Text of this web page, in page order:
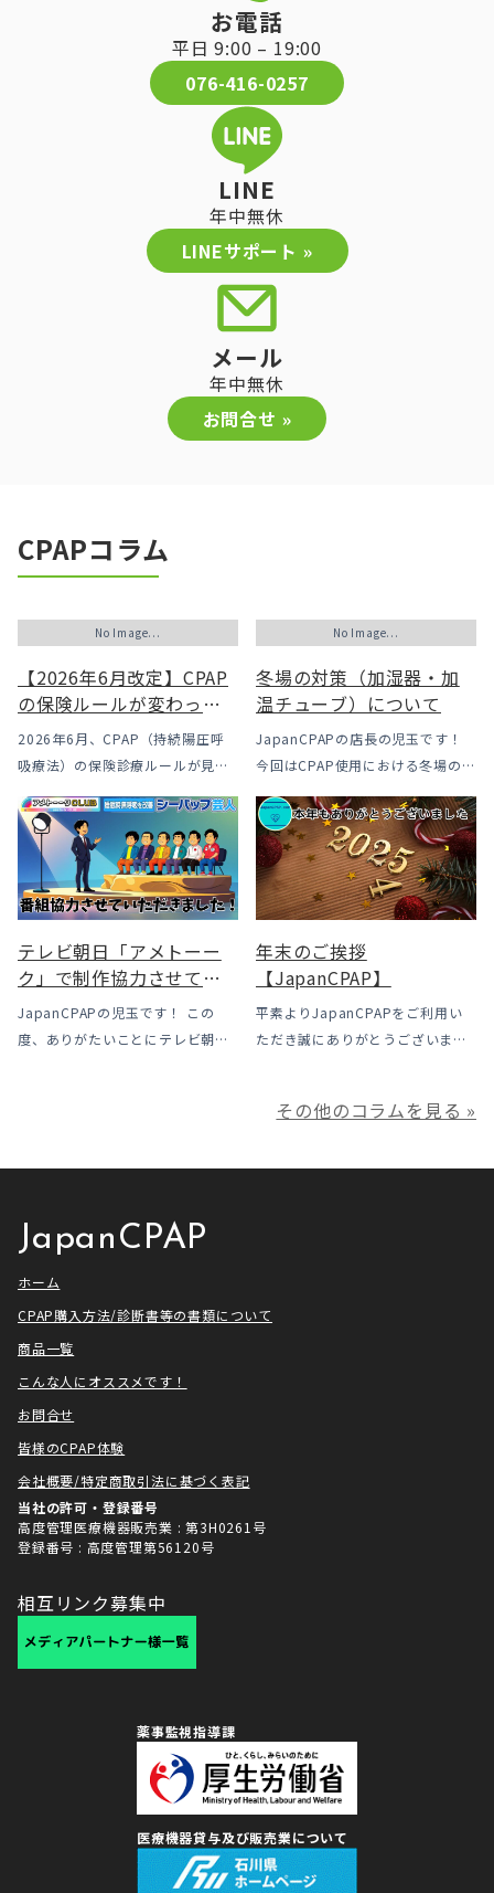
お電話
平日 9:00 – 19:00
076-416-0257
LINE
年中無休
LINEサポート »
メール
年中無休
お問合せ »
CPAPコラム
No Image...
【2026年6月改定】CPAP
の保険ルールが変わった
｜CPAPが使えなくなるか
も？変更のメリット・デ
う選択肢
2026年6月、CPAP（持続陽圧呼
吸療法）の保険診療ルールが見直
ルは下がった一方で、「続ける」
ための条件はこれまでより厳しく
なっています。この記事では、何
がどう変わったのかを患者様の立
場で […]
No Image...
冬場の対策（加湿器・加
温チューブ）について
JapanCPAPの店長の児玉です！
今回はCPAP使用における冬場のよ
露」についてのお話をさせて頂き
ます。 我々の拠点の北陸はCPAP
使用時に「乾燥・寒さ・結露」が
起こりやすい地域です、その […]
テレビ朝日「アメトーー
ク」で制作協力させてい
ただきました
JapanCPAPの児玉です！ この
度、ありがたいことにテレビ朝日
ク様は長い歴史があり、私も大
年末のご挨拶
【JapanCPAP】
平素よりJapanCPAPをご利用い
ただき誠にありがとうございま
利用いただき本当にありがとうご
満足いただけるサービスを提供さ
その他のコラムを見る »
JapanCPAP
ホーム
CPAP購入方法/診断書等の書類について
商品一覧
こんな人にオススメです！
お問合せ
皆様のCPAP体験
会社概要/特定商取引法に基づく表記
当社の許可・登録番号
高度管理医療機器販売業 : 第3H0261号
登録番号 : 高度管理第56120号
相互リンク募集中
薬事監視指導課
医療機器貸与及び販売業について